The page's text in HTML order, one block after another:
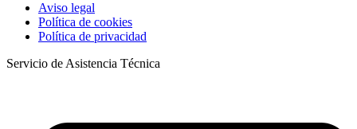
Aviso legal
Política de cookies
Política de privacidad
Servicio de Asistencia Técnica